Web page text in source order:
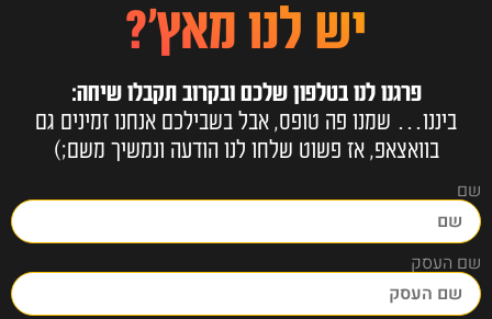
יש לנו מאץ'?
פרגנו לנו בטלפון שלכם ובקרוב תקבלו שיחה:
ביננו… שמנו פה טופס, אבל בשבילכם אנחנו זמינים גם
בוואצאפ, אז פשוט שלחו לנו הודעה ונמשיך משם;)
שם
שם העסק